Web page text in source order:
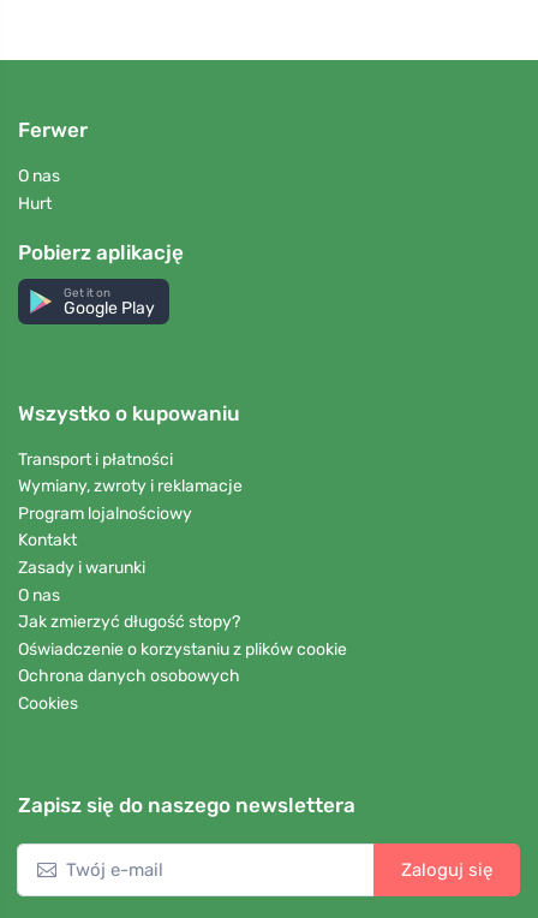
Ferwer
O nas
Hurt
Pobierz aplikację
Get it on
Google Play
Wszystko o kupowaniu
Transport i płatności
Wymiany, zwroty i reklamacje
Program lojalnościowy
Kontakt
Zasady i warunki
O nas
Jak zmierzyć długość stopy?
Oświadczenie o korzystaniu z plików cookie
Ochrona danych osobowych
Cookies
Zapisz się do naszego newslettera
Zaloguj się